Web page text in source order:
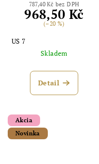
787,40 Kč bez DPH
968,50 Kč
(–20 %)
US 7
Skladem
Detail
Akcia
Novinka